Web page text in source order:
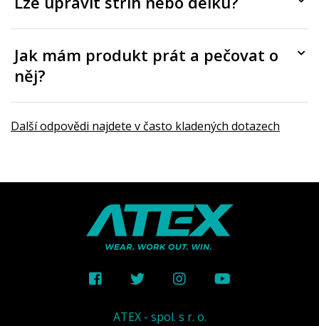
Jak mám produkt prát a pečovat o
něj?
Další odpovědi najdete v často kladených dotazech
ATEX - spol. s r. o.